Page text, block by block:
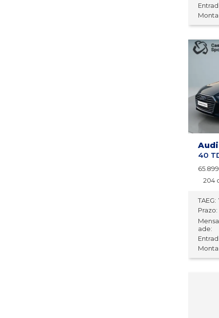
40
204
TAEG:
Prazo:
ade: